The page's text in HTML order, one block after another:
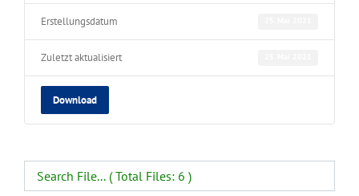
Erstellungsdatum
Zuletzt aktualisiert
Download